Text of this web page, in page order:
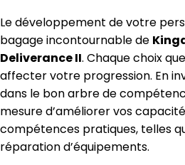
Le développement de votre
bagage incontournable de
Deliverance II. Chaque choix
affecter votre progression. En
dans le bon arbre de
mesure d’améliorer vos
compétences pratiques, telles
réparation d’équipements.